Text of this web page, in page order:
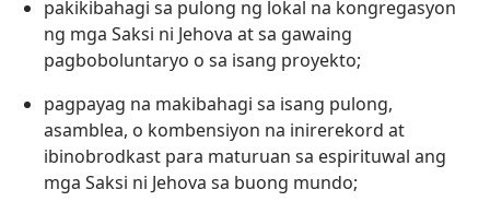
pakikibahagi sa pulong ng lokal na kongregasyon
ng mga Saksi ni Jehova at sa gawaing
pagboboluntaryo o sa isang proyekto;
pagpayag na makibahagi sa isang pulong,
asamblea, o kombensiyon na inirerekord at
ibinobrodkast para maturuan sa espirituwal ang
mga Saksi ni Jehova sa buong mundo;